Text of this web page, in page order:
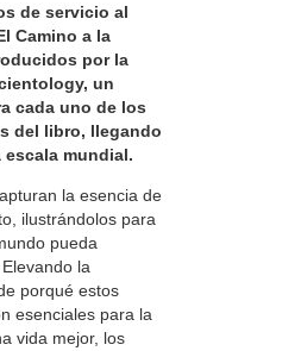
de servicio al
Camino a la
por la
un
cada uno de los
del libro, llegando
escala mundial.
la esencia de
ilustrándolos para
pueda
la
porqué estos
esenciales para la
vida mejor, los